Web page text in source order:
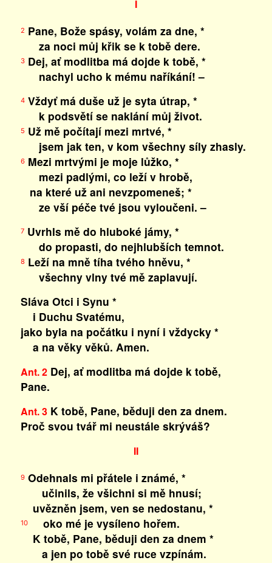
I
2 Pane, Bože spásy, volám za dne, *
za noci můj křik se k tobě dere.
3Dej, ať modlitba má dojde k tobě, *
nachyl ucho k mému naříkání! –
4Vždyť má duše už je syta útrap, *
k podsvětí se naklání můj život.
5 Už mě počítají mezi mrtvé, *
jsem jak ten, v kom všechny síly zhasly.
6Mezi mrtvými je moje lůžko, *
mezi padlými, co leží v hrobě,
na které už ani nevzpomeneš; *
ze vší péče tvé jsou vyloučeni. –
7Uvrhls mě do hluboké jámy, *
do propasti, do nejhlubších temnot.
8 Leží na mně tíha tvého hněvu, *
všechny vlny tvé mě zaplavují.
Sláva Otci i Synu *
i Duchu Svatému,
jako byla na počátku i nyní i vždycky *
a na věky věků. Amen.
Ant. 2Dej, ať modlitba má dojde k tobě,
Pane.
Ant. 3K tobě, Pane, běduji den za dnem.
Proč svou tvář mi neustále skrýváš?
II
9Odehnals mi přátele i známé, *
učinils, že všichni si mě hnusí;
uvězněn jsem, ven se nedostanu, *
10oko mé je vysíleno hořem.
K tobě, Pane, běduji den za dnem *
a jen po tobě své ruce vzpínám.